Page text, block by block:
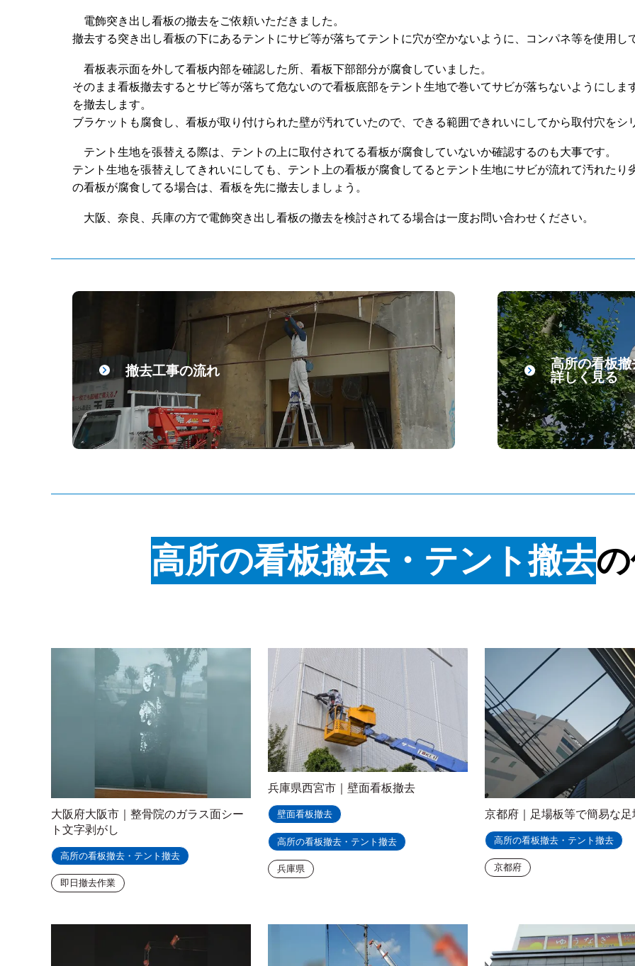
電飾突き出し看板の撤去をご依頼いただきました。
撤去する突き出し看板の下にあるテントにサビ等が落ちてテントに穴が空かないように、コンパネ等を使用し
看板表示面を外して看板内部を確認した所、看板下部部分が腐食していました。
そのまま看板撤去するとサビ等が落ちて危ないので看板底部をテント生地で巻いてサビが落ちないようにし
を撤去します。
ブラケットも腐食し、看板が取り付けられた壁が汚れていたので、できる範囲できれいにしてから取付穴をシ
テント生地を張替える際は、テントの上に取付されてる看板が腐食していないか確認するのも大事です。
テント生地を張替えしてきれいにしても、テント上の看板が腐食してるとテント生地にサビが流れて汚れた
の看板が腐食してる場合は、看板を先に撤去しましょう。
大阪、奈良、兵庫の方で電飾突き出し看板の撤去を検討されてる場合は一度お問い合わせください。
撤去工事の流れ
高所の看板
詳しく見る
高所の看板撤去・テント撤去
大阪府大阪市｜整骨院のガラス面シー
ト文字剥がし
高所の看板撤去・テント撤去
即日撤去作業
兵庫県西宮市｜壁面看板撤去
壁面看板撤去
高所の看板撤去・テント撤去
兵庫県
京都府｜足場板等で簡易な足
高所の看板撤去・テント撤去
京都府